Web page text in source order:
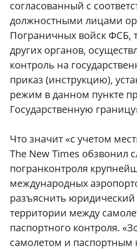
согласованный с
должностными лицами
Пограничных войск ФСБ,
других органов,
контроль на
приказ (инструкцию),
режим в данном пункте
Государственную
Что значит «с учетом
The New Times обзвонил
погранконтроля
международных
разъяснить юридический
территории между
паспортного контроля.
самолетом и паспортным